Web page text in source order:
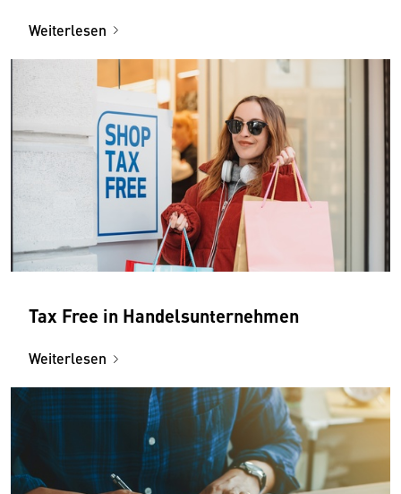
Weiterlesen
Tax Free in Handelsunternehmen
Weiterlesen